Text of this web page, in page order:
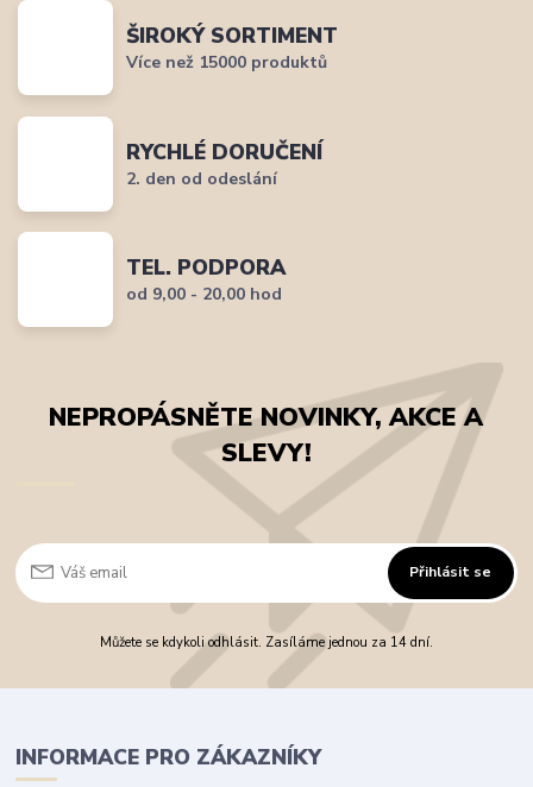
ŠIROKÝ SORTIMENT
Více než 15000 produktů
RYCHLÉ DORUČENÍ
2. den od odeslání
TEL. PODPORA
od 9,00 - 20,00 hod
NEPROPÁSNĚTE NOVINKY, AKCE A
SLEVY!
Přihlásit se
Můžete se kdykoli odhlásit. Zasíláme jednou za 14 dní.
INFORMACE PRO ZÁKAZNÍKY